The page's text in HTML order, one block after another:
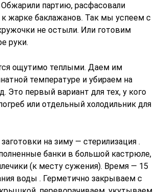
Обжарили партию, расфасовали
к жарке баклажанов. Так мы успеем с
не остыли. Или готовим
руки.
ощутимо теплыми. Даем им
температуре и убираем на
Это первый вариант для тех, у кого
или отдельный холодильник для
на зиму — стерилизация .
банки в большой кастрюле,
(к месту сужения). Время — 15
воды . Герметично закрываем с